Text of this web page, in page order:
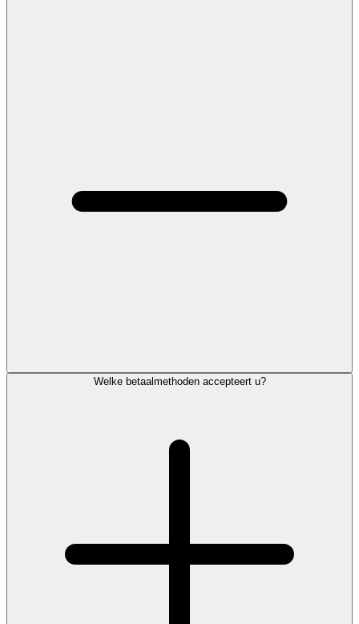
Welke betaalmethoden accepteert u?